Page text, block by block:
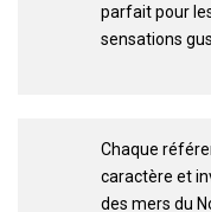
parfait pour
sensations
Chaque
caractère et
des mers du